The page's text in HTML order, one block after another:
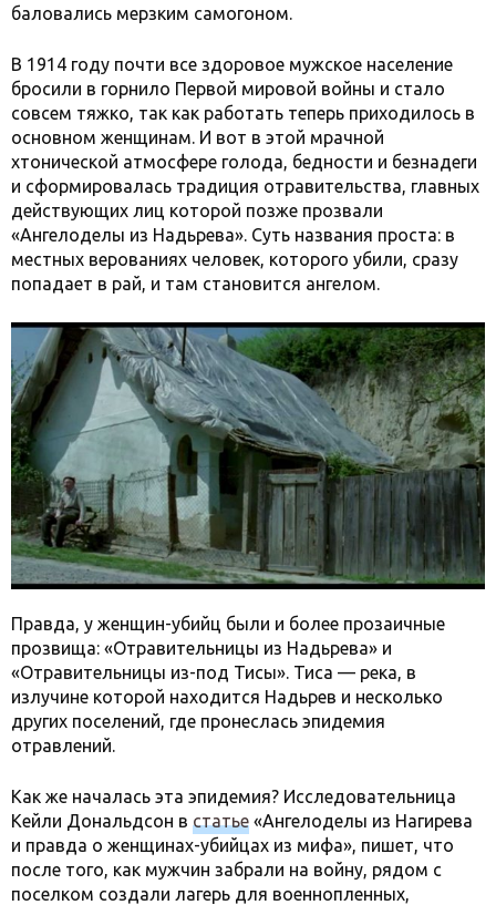
баловались мерзким самогоном.
В 1914 году почти все здоровое мужское население
бросили в горнило Первой мировой войны и стало
совсем тяжко, так как работать теперь приходилось в
основном женщинам. И вот в этой мрачной
хтонической атмосфере голода, бедности и безнадеги
и сформировалась традиция отравительства, главных
действующих лиц которой позже прозвали
«Ангелоделы из Надьрева». Суть названия проста: в
местных верованиях человек, которого убили, сразу
попадает в рай, и там становится ангелом.
Правда, у женщин-убийц были и более прозаичные
прозвища: «Отравительницы из Надьрева» и
«Отравительницы из-под Тисы». Тиса — река, в
излучине которой находится Надьрев и несколько
других поселений, где пронеслась эпидемия
отравлений.
Как же началась эта эпидемия? Исследовательница
Кейли Дональдсон в статье «Ангелоделы из Нагирева
и правда о женщинах-убийцах из мифа», пишет, что
после того, как мужчин забрали на войну, рядом с
поселком создали лагерь для военнопленных,